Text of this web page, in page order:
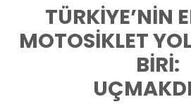
TÜRKİYE’NİN
MOTOSİKLET
BİRİ: